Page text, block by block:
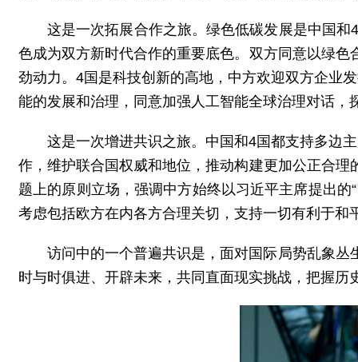
这是一次拓展合作之旅。绿色低碳发展是中国
色成为双方新时代合作的重要底色。双方同意以绿
劲动力。4国是科技创新的高地，中方欢迎双方企业
能的发展和治理，同意加强人工智能全球治理对话
这是一次增进共识之旅。中国和4国都支持多边
作，维护联合国权威和地位，推动构建更加公正合
题上的原则立场，强调中方始终以习近平主席提出
考虑包括欧方在内各方合理关切，支持一切有利于和
访问中的一个普遍共识是，面对国际局势乱象
时与时俱进、开辟未来，共同直面现实挑战，把握